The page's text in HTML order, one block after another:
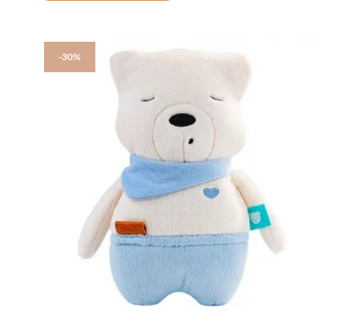
12.99€
variations.
options
peuvent
être
choisies
sur
du
produit
-30%